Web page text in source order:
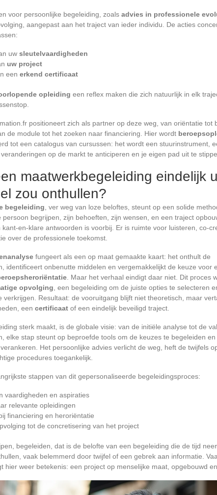
voor persoonlijke begeleiding, zoals advies in professionele
aangepast aan het traject van ieder individu. De acties
uw sleutelvaardigheden
uw project
een erkend certificaat
opleiding een reflex maken die zich natuurlijk in elk
positioneert zich als partner op deze weg, van oriëntatie tot
de module tot het zoeken naar financiering. Hier wordt
tot een catalogus van cursussen: het wordt een stuurinstrument,
op de markt te anticiperen en je eigen pad uit te
maatwerkbegeleiding eindelijk
zou onthullen?
begeleiding , ver weg van loze beloftes, steunt op een solide
persoon begrijpen, zijn behoeften, zijn wensen, en een traject
kant-en-klare antwoorden is voorbij. Er is ruimte voor luisteren, co-
over de professionele toekomst.
fungeert als een op maat gemaakte kaart: het onthult de
identificeert onbenutte middelen en vergemakkelijkt de keuze voor
. Maar het verhaal eindigt daar niet. Dit proces
opvolging , een begeleiding om de juiste opties te selecteren
verkrijgen. Resultaat: de vooruitgang blijft niet theoretisch, maar
een certificaat of een eindelijk beveiligd traject.
sterk maakt, is de globale visie: van de initiële analyse tot de
elke stap steunt op beproefde tools om de keuzes te begeleiden
Het persoonlijke advies verlicht de weg, heft de twijfels
procedures toegankelijk.
stappen van dit gepersonaliseerde begeleidingsproces:
vaardigheden en aspiraties
relevante opleidingen
financiering en heroriëntatie
tot de concretisering van het project
begeleiden, dat is de belofte van een begeleiding die de tijd
vaak belemmerd door twijfel of een gebrek aan informatie.
hier weer betekenis: een project op menselijke maat, opgebouwd